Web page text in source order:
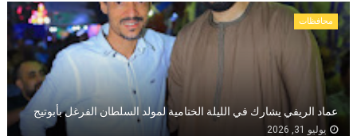
محافظات
عماد الريفي يشارك في الليلة الختامية لمولد السلطان الفرغل بأبوتيج
يوليو 31, 2026